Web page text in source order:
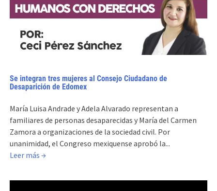
Se integran tres mujeres al Consejo Ciudadano de
Desaparición de Edomex
María Luisa Andrade y Adela Alvarado representan a
familiares de personas desaparecidas y María del Carmen
Zamora a organizaciones de la sociedad civil. Por
unanimidad, el Congreso mexiquense aprobó la...
Leer más →